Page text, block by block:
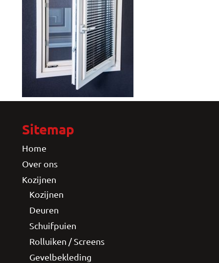
Sitemap
Home
Over ons
Kozijnen
Kozijnen
Deuren
Schuifpuien
Rolluiken / Screens
Gevelbekleding